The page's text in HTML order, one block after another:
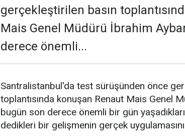
gerçekleştirilen basın
Mais Genel Müdürü İbrahim
derece önemli...
Santralistanbul'da test sürüşünden önce
toplantısında konuşan Renaut Mais Genel
bugün son derece önemli bir gün
dedikleri bir gelişmenin gerçek